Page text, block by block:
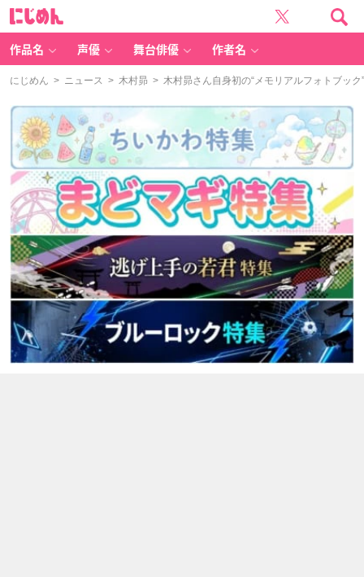
作品名 声優 舞台俳優 作者名
にじめん > ニュース > 木村昴 > 木村昴さん自身初の“メモリアルフォトブッ